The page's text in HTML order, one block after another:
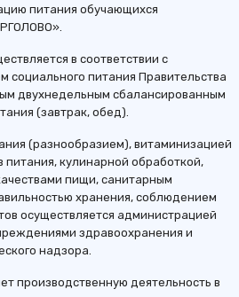
питания обучающихся
в соответствии с
питания Правительства
двухнедельным сбалансированным
(завтрак, обед).
(разнообразием), витаминизацией
кулинарной обработкой,
пищи, санитарным
хранения, соблюдением
осуществляется администрацией
здравоохранения и
надзора.
производственную деятельность в